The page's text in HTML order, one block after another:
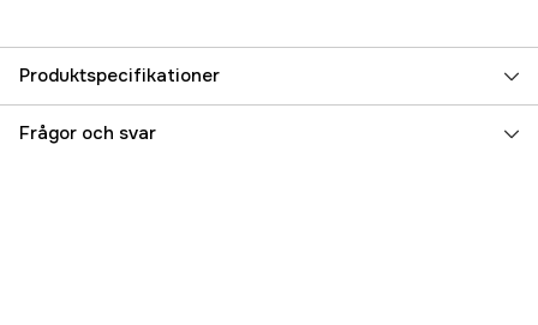
Produktspecifikationer
Referensnummer 5000023701
Frågor och svar